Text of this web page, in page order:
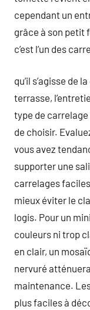
cependant un
grâce à son petit
c’est l’un des
qu’il s’agisse de
terrasse,
type de
de choisir.
vous avez
supporter une
carrelages
mieux éviter le
logis. Pour un
couleurs ni trop
en clair, un
nervuré
maintenance.
plus faciles à